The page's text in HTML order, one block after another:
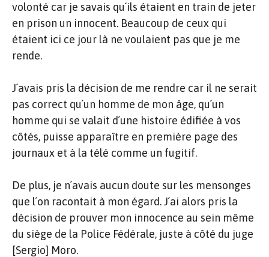
volonté car je savais qu´ils étaient en train de jeter
en prison un innocent. Beaucoup de ceux qui
étaient ici ce jour là ne voulaient pas que je me
rende.
J´avais pris la décision de me rendre car il ne serait
pas correct qu´un homme de mon âge, qu´un
homme qui se valait d´une histoire édifiée à vos
côtés, puisse apparaître en première page des
journaux et à la télé comme un fugitif.
De plus, je n´avais aucun doute sur les mensonges
que l´on racontait à mon égard. J´ai alors pris la
décision de prouver mon innocence au sein même
du siège de la Police Fédérale, juste à côté du juge
[Sergio] Moro.